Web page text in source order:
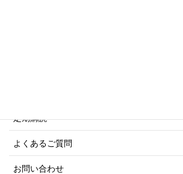
定期購読
よくあるご質問
お問い合わせ